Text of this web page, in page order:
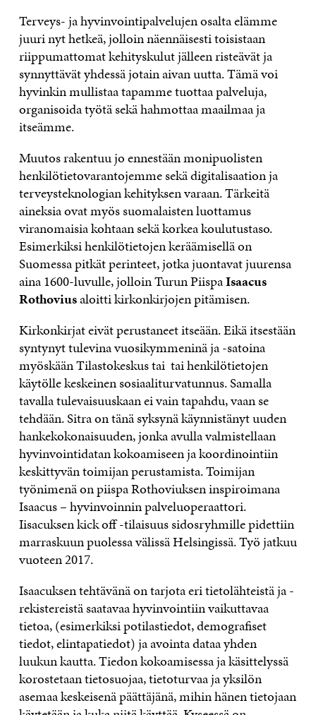
Terveys- ja hyvinvointipalvelujen osalta elämme
juuri nyt hetkeä, jolloin näennäisesti toisistaan
riippumattomat kehityskulut jälleen risteävät ja
synnyttävät yhdessä jotain aivan uutta. Tämä voi
hyvinkin mullistaa tapamme tuottaa palveluja,
organisoida työtä sekä hahmottaa maailmaa ja
itseämme.
Muutos rakentuu jo ennestään monipuolisten
henkilötietovarantojemme sekä digitalisaation ja
terveysteknologian kehityksen varaan. Tärkeitä
aineksia ovat myös suomalaisten luottamus
viranomaisia kohtaan sekä korkea koulutustaso.
Esimerkiksi henkilötietojen keräämisellä on
Suomessa pitkät perinteet, jotka juontavat juurensa
aina 1600-luvulle, jolloin Turun PiispaIsaacus
Rothoviusaloitti kirkonkirjojen pitämisen.
Kirkonkirjat eivät perustaneet itseään. Eikä itsestään
syntynyt tulevina vuosikymmeninä ja -satoina
myöskään Tilastokeskus tai tai henkilötietojen
käytölle keskeinen sosiaaliturvatunnus. Samalla
tavalla tulevaisuuskaan ei vain tapahdu, vaan se
tehdään. Sitra on tänä syksynä käynnistänyt uuden
hankekokonaisuuden, jonka avulla valmistellaan
hyvinvointidatan kokoamiseen ja koordinointiin
keskittyvän toimijan perustamista. Toimijan
työnimenä on piispa Rothoviuksen inspiroimana
Isaacus – hyvinvoinnin palveluoperaattori.
Iisacuksen kick off -tilaisuus sidosryhmille pidettiin
marraskuun puolessa välissä Helsingissä. Työ jatkuu
vuoteen 2017.
Isaacuksen tehtävänä on tarjota eri tietolähteistä ja -
rekistereistä saatavaa hyvinvointiin vaikuttavaa
tietoa, (esimerkiksi potilastiedot, demografiset
tiedot, elintapatiedot) ja avointa dataa yhden
luukun kautta. Tiedon kokoamisessa ja käsittelyssä
korostetaan tietosuojaa, tietoturvaa ja yksilön
asemaa keskeisenä päättäjänä, mihin hänen tietojaan